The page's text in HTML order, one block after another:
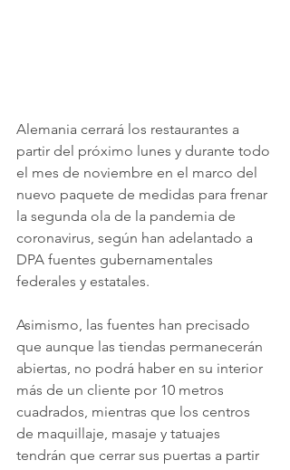
Alemania cerrará los restaurantes a
partir del próximo lunes y durante todo
el mes de noviembre en el marco del
nuevo paquete de medidas para frenar
la segunda ola de la pandemia de
coronavirus, según han adelantado a
DPA fuentes gubernamentales
federales y estatales.
Asimismo, las fuentes han precisado
que aunque las tiendas permanecerán
abiertas, no podrá haber en su interior
más de un cliente por 10 metros
cuadrados, mientras que los centros
de maquillaje, masaje y tatuajes
tendrán que cerrar sus puertas a partir